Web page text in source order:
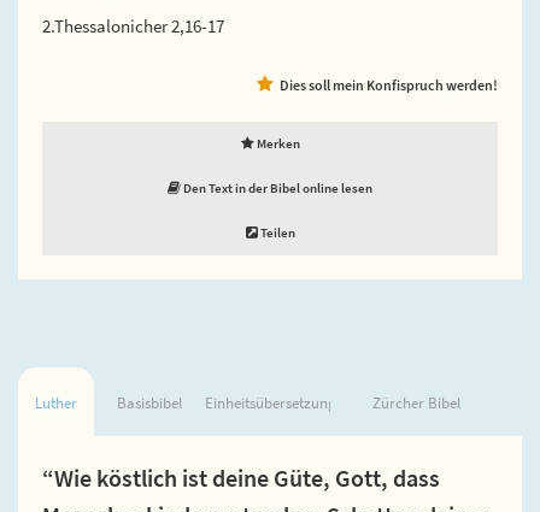
2.Thessalonicher 2,16-17
Dies soll mein Konfispruch werden!
Merken
Den Text in der Bibel online lesen
Teilen
Luther Basisbibel Einheitsübersetzung Zürcher Bibel
“Wie köstlich ist deine Güte, Gott, dass